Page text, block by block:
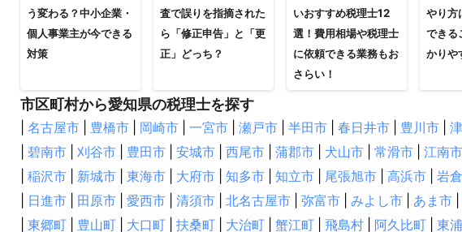
う変わる？中小企業・
個人事業主が今できる
対策
査で誤りを指摘された
ら「修正申告」と「更
正」どっち？
いおすすめ税理士12
選！費用相場や税理士
に依頼できる業務もお
さらい！
やり方
できる
かりや
市区町村から愛知県の税理士を探す
名古屋市 豊橋市 岡崎市 一宮市 瀬戸市 半田市 春日井市 豊川市
碧南市 刈谷市 豊田市 安城市 西尾市 蒲郡市 犬山市 常滑市
江南市
稲沢市 新城市 東海市 大府市 知多市 知立市 尾張旭市 高浜市
岩
日進市 田原市 愛西市 清須市 北名古屋市 弥富市 みよし市 あま市
東郷町 豊山町 大口町 扶桑町 大治町 蟹江町 飛島村 阿久比町
東